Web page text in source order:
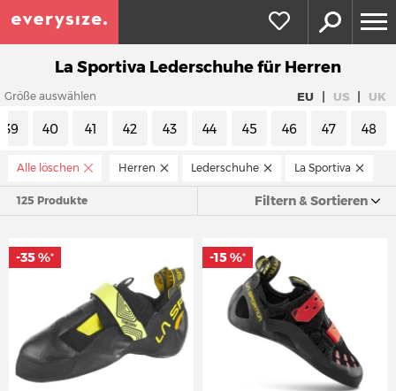
La Sportiva Lederschuhe für Herren
Größe auswählen EU | US | UK
39 40 41 42 43 44 45 46 47 48
Alle löschen Herren Lederschuhe La Sportiva
125 Produkte Filtern & Sortieren
-35 %* -15 %*